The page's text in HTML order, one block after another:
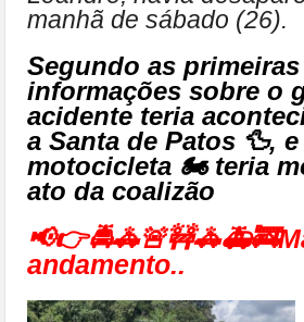
manhã de sábado (26).
Segundo as primeiras
informações sobre o
acidente teria
a Santa de Patos 🦆,
motocicleta 🏍 teria
ato da coalizão
andamento..